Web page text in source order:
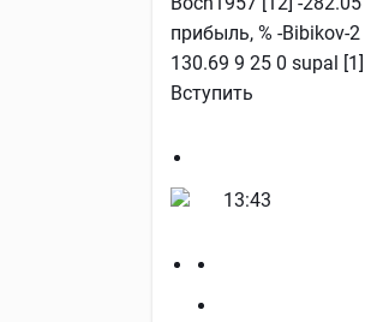
прибыль, % -Bibikov-
130.69 9 25 0 supal
Вступить
13:43